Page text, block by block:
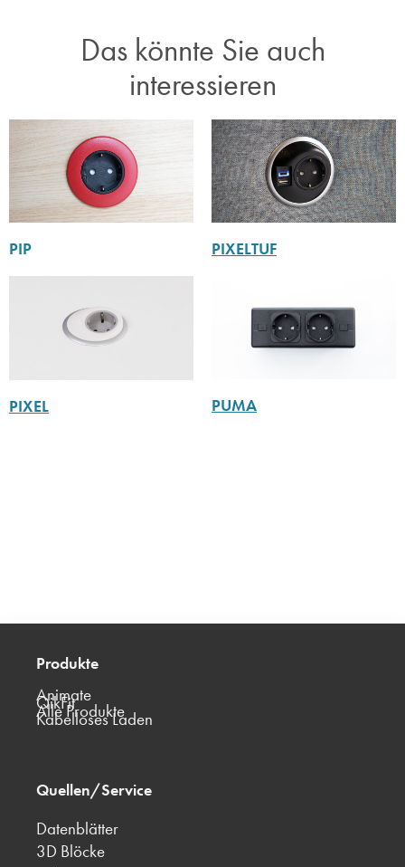
Das könnte Sie auch
interessieren​
PIP PIXELTUF
PIXEL PUMA
Produkte
Animate
QikFit
Alle Produkte
Kabelloses Laden
Quellen/Service
Datenblätter
3D Blöcke